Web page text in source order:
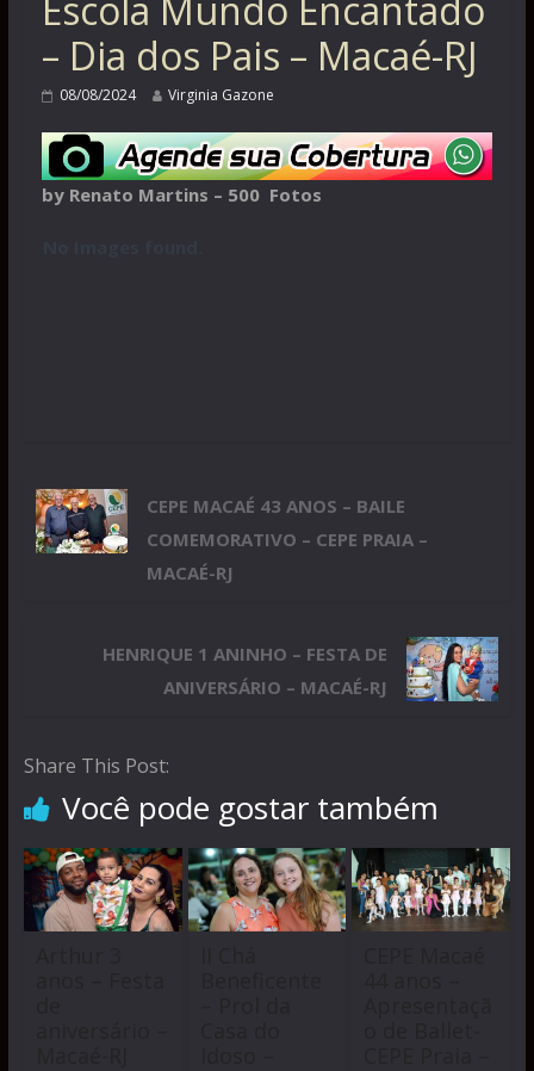
– Dia dos Pais – Macaé-RJ
08/08/2024 Virginia Gazone
by Renato Martins – 500 Fotos
CEPE MACAÉ 43 ANOS – BAILE
COMEMORATIVO – CEPE PRAIA –
MACAÉ-RJ
HENRIQUE 1 ANINHO – FESTA DE
ANIVERSÁRIO – MACAÉ-RJ
Share This Post:
Você pode gostar também